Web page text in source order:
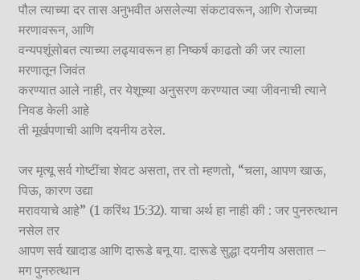
My Account
पौल त्याच्या दर तास अनुभवीत असलेल्या संकटावरून, आणि रोजच्या
मरणावरून, आणि
वन्यपशूंसोबत त्याच्या लढ्यावरून हा निष्कर्ष काढतो की जर त्याला
मरणातून जिवंत
करण्यात आले नाही, तर येशूच्या अनुसरण करण्यात ज्या जीवनाची त्याने
निवड केली आहे
ती मूर्खपणाची आणि दयनीय ठरेल.
जर मृत्यू सर्व गोष्टींचा शेवट असता, तर तो म्हणतो, “चला, आपण खाऊ,
पिऊ, कारण उद्या
मरावयाचे आहे” (1 करिंथ 15:32). याचा अर्थ हा नाही की : जर पुनरुत्थान
नसेल तर
आपण सर्व खादाड आणि दारूडे बनू या. दारूडे सुद्धा दयनीय असतात –
मग पुनरुत्थान